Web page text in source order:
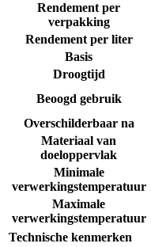
Rendement per
verpakking
Rendement per liter
Basis
Droogtijd
Beoogd gebruik
Overschilderbaar na
Materiaal van
doeloppervlak
Minimale
verwerkingstemperatuur
Maximale
verwerkingstemperatuur
Technische kenmerken